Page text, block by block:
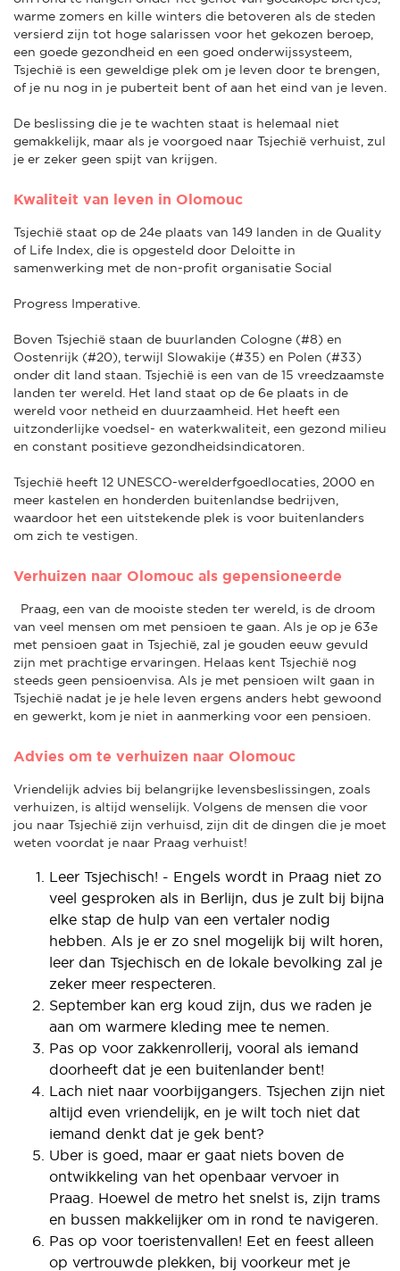
warme zomers en kille winters die betoveren als de steden
versierd zijn tot hoge salarissen voor het gekozen beroep,
een goede gezondheid en een goed onderwijssysteem,
Tsjechië is een geweldige plek om je leven door te brengen,
of je nu nog in je puberteit bent of aan het eind van je leven.
De beslissing die je te wachten staat is helemaal niet
gemakkelijk, maar als je voorgoed naar Tsjechië verhuist, zul
je er zeker geen spijt van krijgen.
Kwaliteit van leven in Olomouc
Tsjechië staat op de 24e plaats van 149 landen in de Quality
of Life Index, die is opgesteld door Deloitte in
samenwerking met de non-profit organisatie Social
Progress Imperative.
Boven Tsjechië staan de buurlanden Cologne (#8) en
Oostenrijk (#20), terwijl Slowakije (#35) en Polen (#33)
onder dit land staan. Tsjechië is een van de 15 vreedzaamste
landen ter wereld. Het land staat op de 6e plaats in de
wereld voor netheid en duurzaamheid. Het heeft een
uitzonderlijke voedsel- en waterkwaliteit, een gezond milieu
en constant positieve gezondheidsindicatoren.
Tsjechië heeft 12 UNESCO-werelderfgoedlocaties, 2000 en
meer kastelen en honderden buitenlandse bedrijven,
waardoor het een uitstekende plek is voor buitenlanders
om zich te vestigen.
Verhuizen naar Olomouc als gepensioneerde
Praag, een van de mooiste steden ter wereld, is de droom
van veel mensen om met pensioen te gaan. Als je op je 63e
met pensioen gaat in Tsjechië, zal je gouden eeuw gevuld
zijn met prachtige ervaringen. Helaas kent Tsjechië nog
steeds geen pensioenvisa. Als je met pensioen wilt gaan in
Tsjechië nadat je je hele leven ergens anders hebt gewoond
en gewerkt, kom je niet in aanmerking voor een pensioen.
Advies om te verhuizen naar Olomouc
Vriendelijk advies bij belangrijke levensbeslissingen, zoals
verhuizen, is altijd wenselijk. Volgens de mensen die voor
jou naar Tsjechië zijn verhuisd, zijn dit de dingen die je moet
weten voordat je naar Praag verhuist!
Leer Tsjechisch! - Engels wordt in Praag niet zo
veel gesproken als in Berlijn, dus je zult bij bijna
elke stap de hulp van een vertaler nodig
hebben. Als je er zo snel mogelijk bij wilt horen,
leer dan Tsjechisch en de lokale bevolking zal je
zeker meer respecteren.
September kan erg koud zijn, dus we raden je
aan om warmere kleding mee te nemen.
Pas op voor zakkenrollerij, vooral als iemand
doorheeft dat je een buitenlander bent!
Lach niet naar voorbijgangers. Tsjechen zijn niet
altijd even vriendelijk, en je wilt toch niet dat
iemand denkt dat je gek bent?
Uber is goed, maar er gaat niets boven de
ontwikkeling van het openbaar vervoer in
Praag. Hoewel de metro het snelst is, zijn trams
en bussen makkelijker om in rond te navigeren.
Pas op voor toeristenvallen! Eet en feest alleen
op vertrouwde plekken, bij voorkeur met je